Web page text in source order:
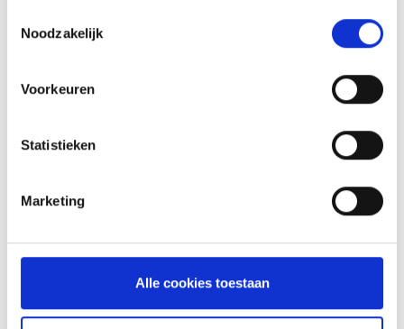
Noodzakelijk
Voorkeuren
Statistieken
Marketing
Alle cookies toestaan